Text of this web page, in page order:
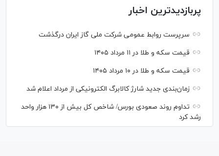
پربازدیدترین اخبار
سرپرست روابط عمومی شرکت ملی گاز ایران درگذشت
قیمت سکه و طلا در ۱۱ مرداد ۱۴۰۵
قیمت سکه و طلا در ۱۰ مرداد ۱۴۰۵
زمان‌بندی جدید شارژ کالابرگ الکترونیکی از مرداد اعلام شد
تداوم روند صعودی بورس/ شاخص کل بیش از ۱۳۰ هزار واحد
رشد کرد